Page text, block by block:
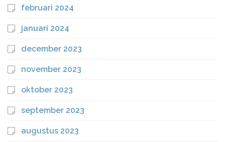
februari 2024
januari 2024
december 2023
november 2023
oktober 2023
september 2023
augustus 2023